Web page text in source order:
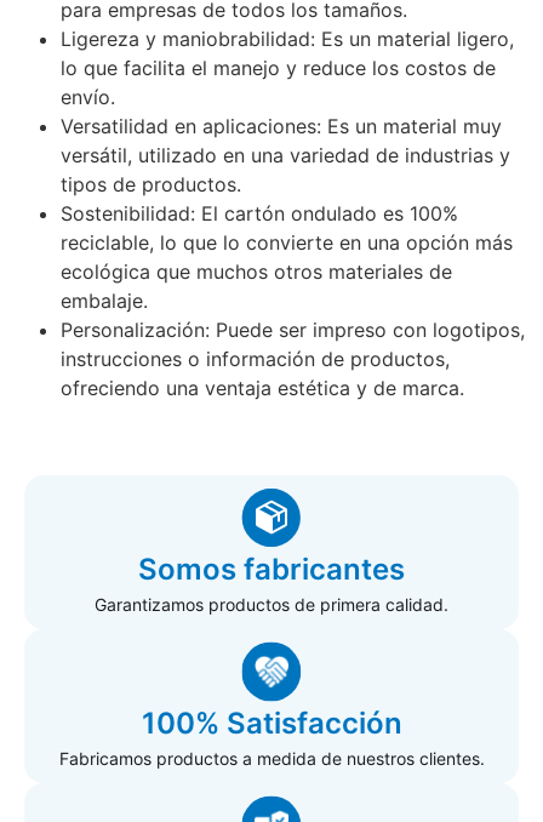
para empresas de todos los tamaños.
Ligereza y maniobrabilidad: Es un material ligero,
lo que facilita el manejo y reduce los costos de
envío.
Versatilidad en aplicaciones: Es un material muy
versátil, utilizado en una variedad de industrias y
tipos de productos.
Sostenibilidad: El cartón ondulado es 100%
reciclable, lo que lo convierte en una opción más
ecológica que muchos otros materiales de
embalaje.
Personalización: Puede ser impreso con logotipos,
instrucciones o información de productos,
ofreciendo una ventaja estética y de marca.
Somos fabricantes
Garantizamos productos de primera calidad.
100% Satisfacción
Fabricamos productos a medida de nuestros clientes.